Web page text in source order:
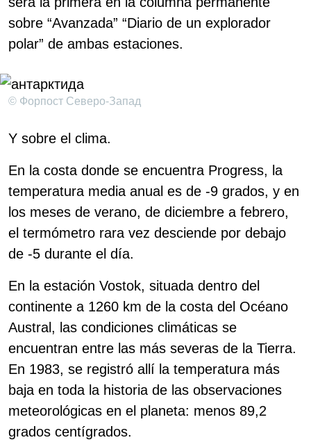
sobre “Avanzada” “Diario de un explorador
polar” de ambas estaciones.
© Форпост Северо-Запад
Y sobre el clima.
En la costa donde se encuentra Progress, la
temperatura media anual es de -9 grados, y en
los meses de verano, de diciembre a febrero,
el termómetro rara vez desciende por debajo
de -5 durante el día.
En la estación Vostok, situada dentro del
continente a 1260 km de la costa del Océano
Austral, las condiciones climáticas se
encuentran entre las más severas de la Tierra.
En 1983, se registró allí la temperatura más
baja en toda la historia de las observaciones
meteorológicas en el planeta: menos 89,2
grados centígrados.